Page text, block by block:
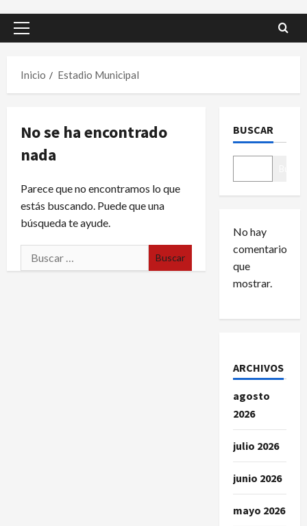
Menú
Inicio
Estadio Municipal
No se ha encontrado
nada
Parece que no encontramos lo que
estás buscando. Puede que una
búsqueda te ayude.
Buscar:
BUSCAR
No hay
comentarios
que
mostrar.
ARCHIVOS
agosto
2026
julio 2026
junio 2026
mayo 2026